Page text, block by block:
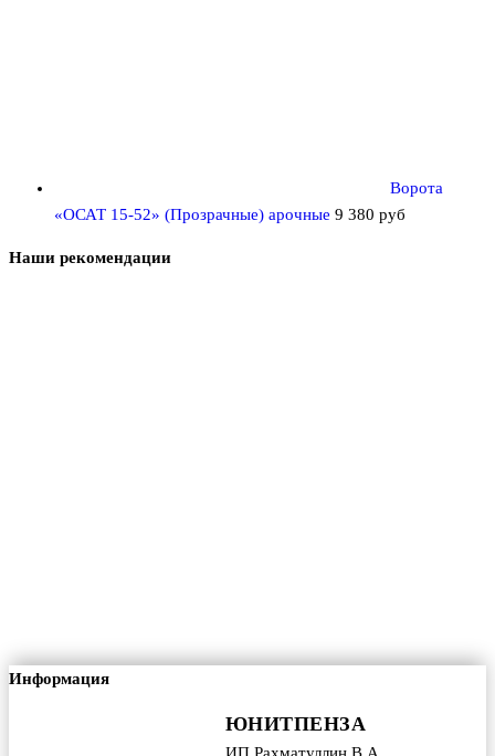
Ворота
«ОСАТ 15-52» (Прозрачные) арочные 9 380 руб
Наши рекомендации
Информация
ЮНИТПЕНЗА